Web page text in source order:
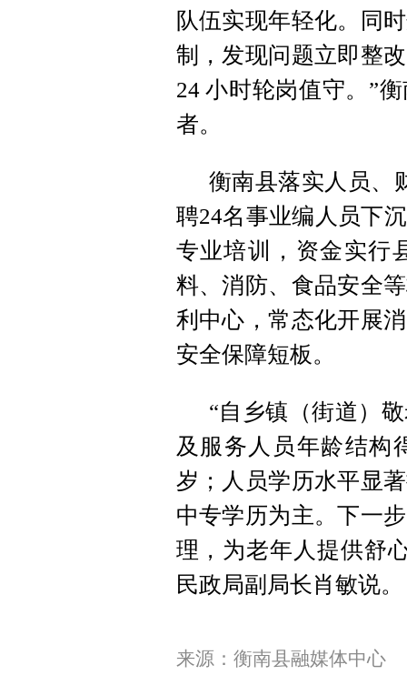
队伍实现年轻化。同
制，发现问题立即整
24 小时轮岗值守。”
者。
衡南县落实人员、
聘24名事业编人员下
专业培训，资金实行
料、消防、食品安全
利中心，常态化开展
安全保障短板。
“自乡镇（街道）
及服务人员年龄结构
岁；人员学历水平显
中专学历为主。下一
理，为老年人提供舒
民政局副局长肖敏说。
来源：衡南县融媒体中心